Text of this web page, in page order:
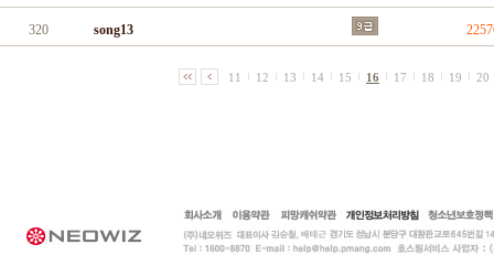
320 song13
11 12 13 14 15 16 17 18 19 20